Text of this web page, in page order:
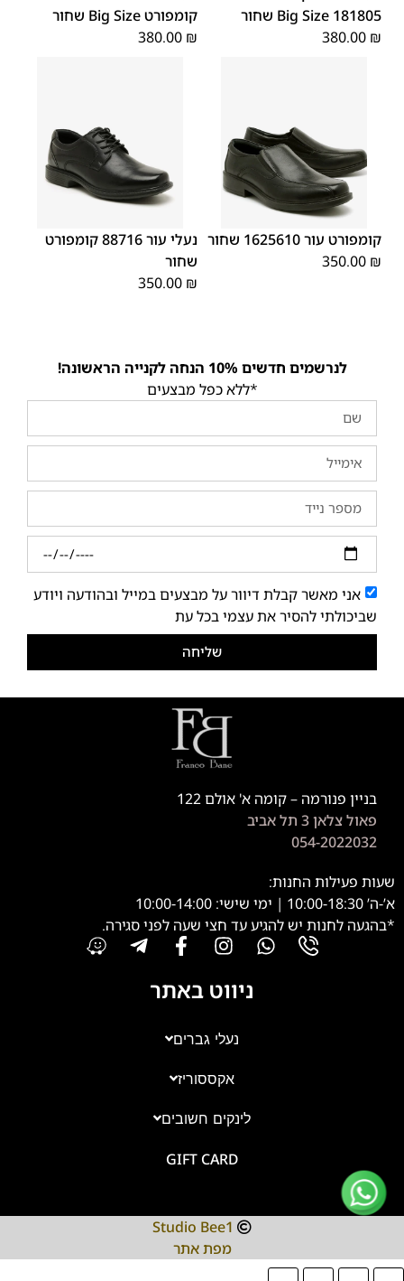
181805 Big Size שחור
380.00 ₪
קומפורט Big Size שחור
380.00 ₪
40
41
42
43
44
קומפורט עור 1625610 שחור
350.00 ₪
40
41
42
נעלי עור 88716 קומפורט
שחור
350.00 ₪
לנרשמים חדשים 10% הנחה לקנייה הראשונה!
*ללא כפל מבצעים
אני מאשר קבלת דיוור על מבצעים במייל ובהודעה ויודע
שביכולתי להסיר את עצמי בכל עת
שליחה
בניין פנורמה – קומה א' אולם 122
פאול צלאן 3 תל אביב
054-2022032
שעות פעילות החנות:
א’-ה’ 10:00-18:30 | ימי שישי: 10:00-14:00
*בהגעה לחנות יש להגיע עד חצי שעה לפני סגירה.
ניווט באתר
נעלי גברים
אקססוריז
לינקים חשובים
GIFT CARD
Studio Bee1
מפת אתר